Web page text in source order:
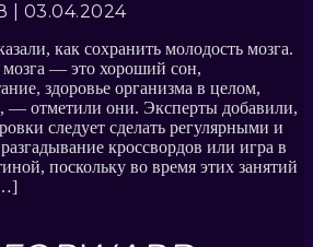
03.04.2024
как сохранить молодость мозга.
мозга — это хороший сон,
здоровье организма в целом,
— отметили они. Эксперты добавили,
следует сделать регулярными и
кроссвордов или игра в
поскольку во время этих занятий